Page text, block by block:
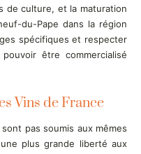
de culture, et la maturation
du-Pape dans la région
spécifiques et respecter
être commercialisé
Vins de France
pas soumis aux mêmes
plus grande liberté aux